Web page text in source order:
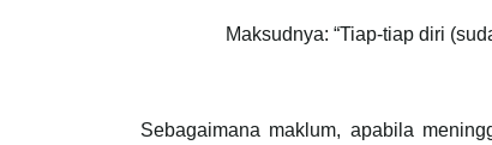
Maksudnya: “Tiap-tiap diri
Sebagaimana maklum, apabila